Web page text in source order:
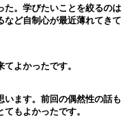
た。学びたいことを絞るのは
ど自制心が最近薄れてきて
よかったです。
ます。前回の偶然性の話も
もよかったです。